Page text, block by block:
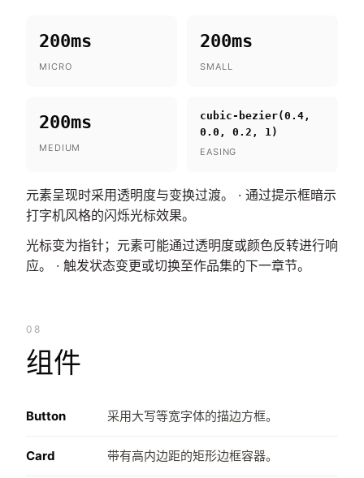
200ms
MICRO
200ms
SMALL
200ms
MEDIUM
cubic-bezier(0.4,
0.0, 0.2, 1)
EASING
元素呈现时采用透明度与变换过渡。 · 通过提示框暗示
打字机风格的闪烁光标效果。
光标变为指针；元素可能通过透明度或颜色反转进行响
应。 · 触发状态变更或切换至作品集的下一章节。
08
组件
Button 采用大写等宽字体的描边方框。
Card 带有高内边距的矩形边框容器。